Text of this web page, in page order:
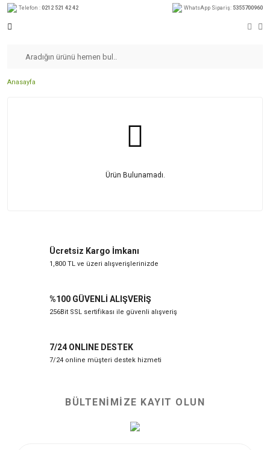
Telefon : 0212 521 42 42 WhatsApp Sipariş: 5355700960
Anasayfa
Ürün Bulunamadı.
Ücretsiz Kargo İmkanı
1,800 TL ve üzeri alışverişlerinizde
%100 GÜVENLİ ALIŞVERİŞ
256Bit SSL sertifikası ile güvenli alışveriş
7/24 ONLINE DESTEK
7/24 online müşteri destek hizmeti
BÜLTENİMİZE KAYIT OLUN